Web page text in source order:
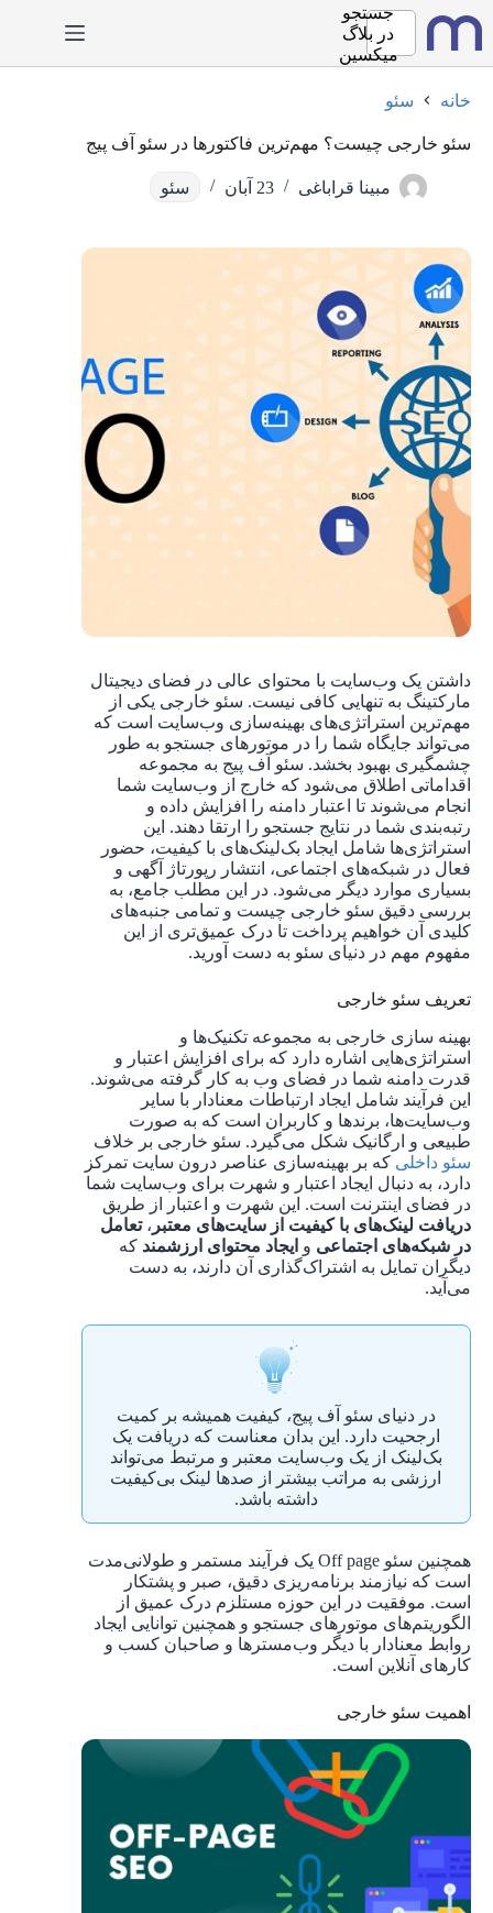
به
محتوا
جستجو
در بلاگ
میکسین
خانه سئو
سئو خارجی چیست؟‌ مهم‌ترین فاکتورها در سئو آف پیج
مبینا قراباغی 23 آبان سئو
داشتن یک وب‌سایت با محتوای عالی در فضای دیجیتال
مارکتینگ به تنهایی کافی نیست. سئو خارجی یکی از
مهم‌ترین استراتژی‌های بهینه‌سازی وب‌سایت است که
می‌تواند جایگاه شما را در موتورهای جستجو به طور
چشمگیری بهبود بخشد. سئو آف پیج به مجموعه
اقداماتی اطلاق می‌شود که خارج از وب‌سایت شما
انجام می‌شوند تا اعتبار دامنه را افزایش داده و
رتبه‌بندی شما در نتایج جستجو را ارتقا دهند. این
استراتژی‌ها شامل ایجاد بک‌لینک‌های با کیفیت، حضور
فعال در شبکه‌های اجتماعی، انتشار رپورتاژ آگهی و
بسیاری موارد دیگر می‌شود. در این مطلب جامع، به
بررسی دقیق سئو خارجی چیست و تمامی جنبه‌های
کلیدی آن خواهیم پرداخت تا درک عمیق‌تری از این
مفهوم مهم در دنیای سئو به دست آورید.
تعریف سئو خارجی
بهینه سازی خارجی به مجموعه تکنیک‌ها و
استراتژی‌هایی اشاره دارد که برای افزایش اعتبار و
قدرت دامنه شما در فضای وب به کار گرفته می‌شوند.
این فرآیند شامل ایجاد ارتباطات معنادار با سایر
وب‌سایت‌ها، برندها و کاربران است که به صورت
طبیعی و ارگانیک شکل می‌گیرد. سئو خارجی بر خلاف
سئو داخلی که بر بهینه‌سازی عناصر درون سایت تمرکز
دارد، به دنبال ایجاد اعتبار و شهرت برای وب‌سایت شما
در فضای اینترنت است. این شهرت و اعتبار از طریق
دریافت لینک‌های با کیفیت از سایت‌های معتبر ،تعامل
در شبکه‌های اجتماعی و ایجاد محتوای ارزشمند که
دیگران تمایل به اشتراک‌گذاری آن دارند، به دست
می‌آید.
در دنیای سئو آف پیج، کیفیت همیشه بر کمیت
ارجحیت دارد. این بدان معناست که دریافت یک
بک‌لینک از یک وب‌سایت معتبر و مرتبط می‌تواند
ارزشی به مراتب بیشتر از صدها لینک بی‌کیفیت
داشته باشد.
همچنین سئو Off page یک فرآیند مستمر و طولانی‌مدت
است که نیازمند برنامه‌ریزی دقیق، صبر و پشتکار
است. موفقیت در این حوزه مستلزم درک عمیق از
الگوریتم‌های موتورهای جستجو و همچنین توانایی ایجاد
روابط معنادار با دیگر وب‌مسترها و صاحبان کسب و
کارهای آنلاین است.
اهمیت سئو خارجی